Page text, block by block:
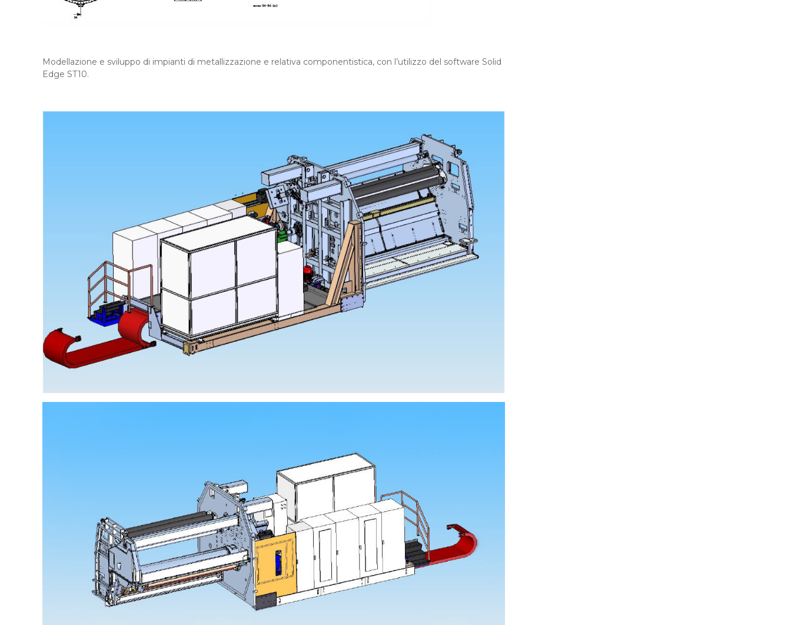
Modellazione e sviluppo di impianti di metallizzazione e relativa componentistica, con l’utilizzo del software Solid
Edge ST10.